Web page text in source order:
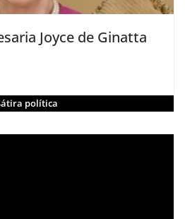
Joyce de Ginatta
política